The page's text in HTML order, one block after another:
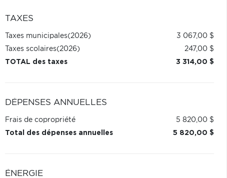
TAXES
Taxes municipales(2026)
3 067,00 $
Taxes scolaires(2026)
247,00 $
TOTAL des taxes
3 314,00 $
DÉPENSES ANNUELLES
Frais de copropriété
5 820,00 $
Total des dépenses annuelles
5 820,00 $
ÉNERGIE